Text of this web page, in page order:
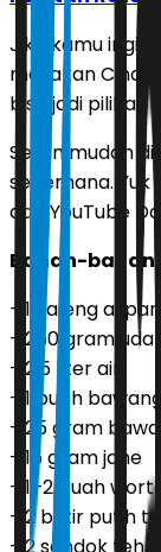
Jika kamu
masakan Cina
bisa jadi pilihan
Selain mudah
sederhana.
dari YouTube
Bahan-bahan:
- 1 kaleng
- 250 gram
- 2,5 liter air
- 1 buah
- 25 gram
- 15 gram jahe
- 1–2 buah
- 2 butir putih